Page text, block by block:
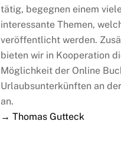
tätig, begegnen einem
interessante Themen,
veröffentlicht werden.
bieten wir in Kooperation
Möglichkeit der Online
Urlaubsunterkünften an
an.
→ Thomas Gutteck